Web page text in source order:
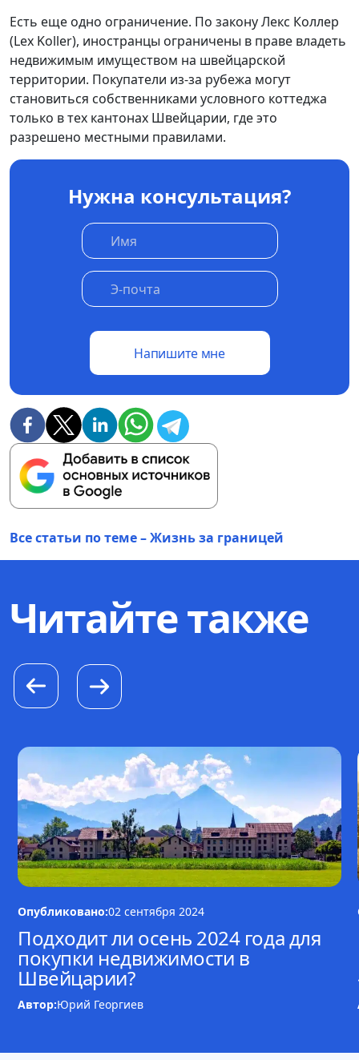
Есть еще одно ограничение. По закону Лекс Коллер
(Lex Koller), иностранцы ограничены в праве владеть
недвижимым имуществом на швейцарской
территории. Покупатели из-за рубежа могут
становиться собственниками условного коттеджа
только в тех кантонах Швейцарии, где это
разрешено местными правилами.
Нужна консультация?
Напишите мне
Все статьи по теме – Жизнь за границей
Читайте также
Опубликовано:02 сентября 2024
Подходит ли осень 2024 года для
покупки недвижимости в
Швейцарии?
Автор:Юрий Георгиев